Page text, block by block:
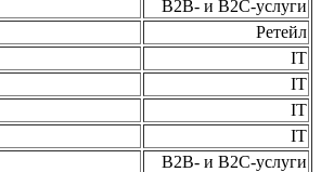
B2B- и B2C-услуги
Ретейл
IT
IT
IT
IT
B2B- и B2C-услуги